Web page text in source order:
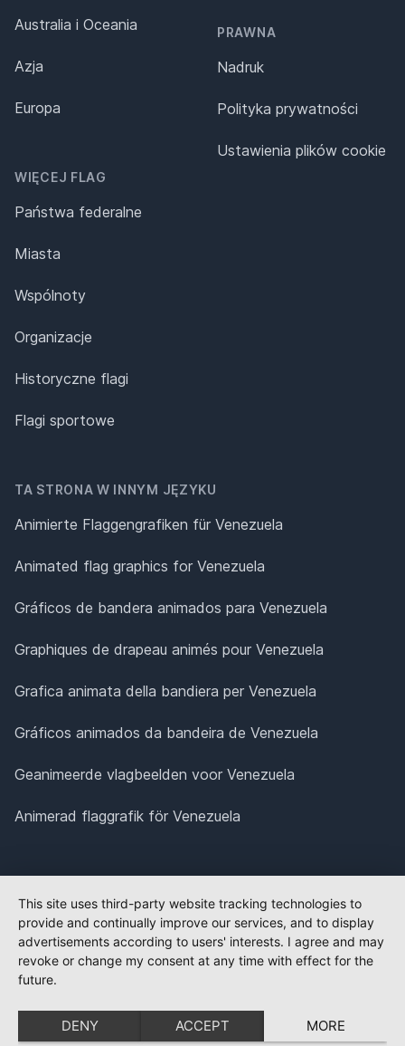
Australia i Oceania
Azja
Europa
WIĘCEJ FLAG
Państwa federalne
Miasta
Wspólnoty
Organizacje
Historyczne flagi
Flagi sportowe
PRAWNA
Nadruk
Polityka prywatności
Ustawienia plików cookie
TA STRONA W INNYM JĘZYKU
Animierte Flaggengrafiken für Venezuela
Animated flag graphics for Venezuela
Gráficos de bandera animados para Venezuela
Graphiques de drapeau animés pour Venezuela
Grafica animata della bandiera per Venezuela
Gráficos animados da bandeira de Venezuela
Geanimeerde vlagbeelden voor Venezuela
Animerad flaggrafik för Venezuela
This site uses third-party website tracking technologies to
provide and continually improve our services, and to display
advertisements according to users' interests. I agree and may
revoke or change my consent at any time with effect for the
future.
DENY ACCEPT MORE